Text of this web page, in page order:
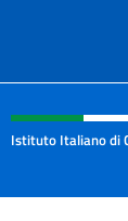
sito,
Istituto Italiano di